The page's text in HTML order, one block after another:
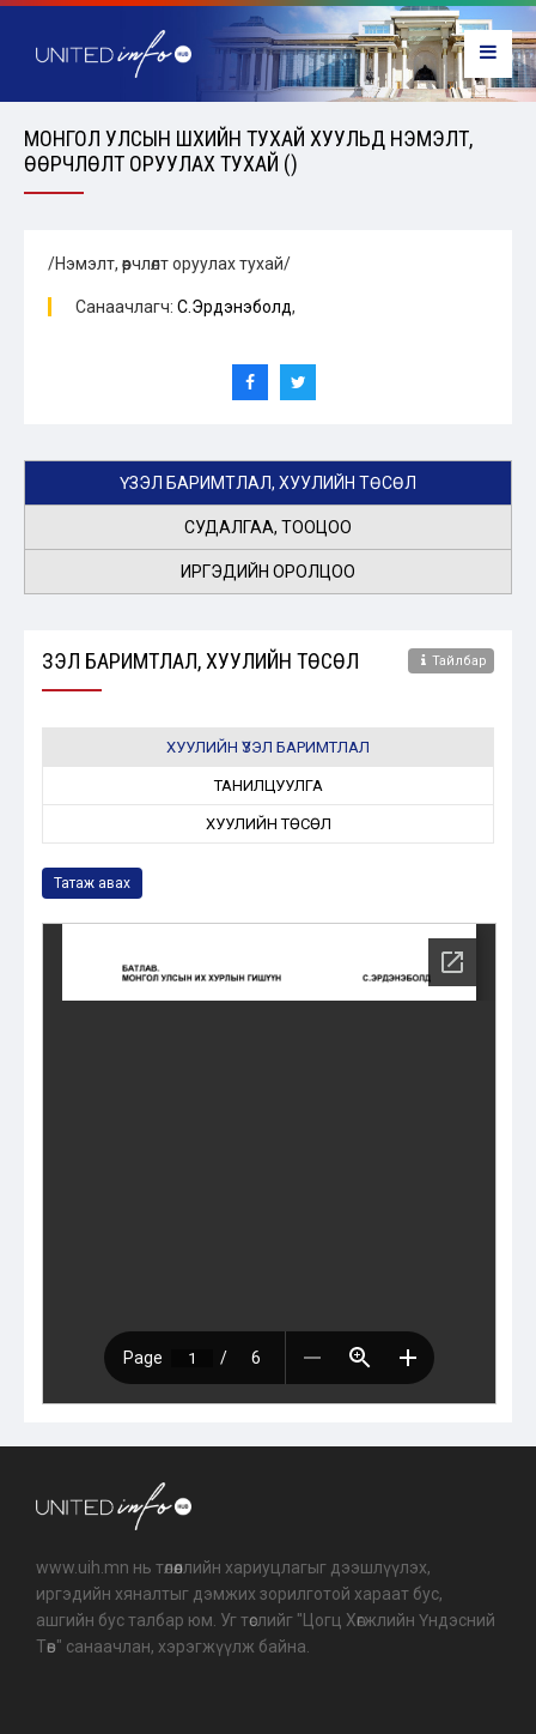
МОНГОЛ УЛСЫН ШҮҮХИЙН ТУХАЙ ХУУЛЬД НЭМЭЛТ,
ӨӨРЧЛӨЛТ ОРУУЛАХ ТУХАЙ ()
/Нэмэлт, өөрчлөлт оруулах тухай/
Санаачлагч: С.Эрдэнэболд,
ҮЗЭЛ БАРИМТЛАЛ, ХУУЛИЙН ТӨСӨЛ
СУДАЛГАА, ТООЦОО
ИРГЭДИЙН ОРОЛЦОО
ҮЗЭЛ БАРИМТЛАЛ, ХУУЛИЙН ТӨСӨЛ Тайлбар
ХУУЛИЙН ҮЗЭЛ БАРИМТЛАЛ
ТАНИЛЦУУЛГА
ХУУЛИЙН ТӨСӨЛ
Татаж авах
www.uih.mn нь төлөөллийн хариуцлагыг дээшлүүлэх,
иргэдийн хяналтыг дэмжих зорилготой хараат бус,
ашгийн бус талбар юм. Уг төслийг "Цогц Хөгжлийн Үндэсний
Төв" санаачлан, хэрэгжүүлж байна.